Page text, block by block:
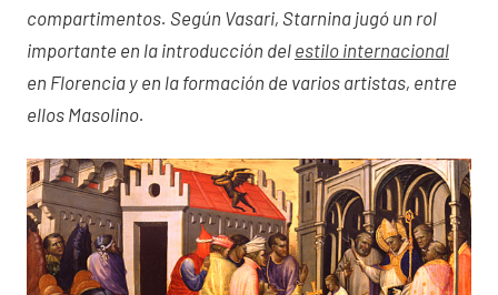
compartimentos. Según Vasari, Starnina jugó un rol
importante en la introducción del estilo internacional
en Florencia y en la formación de varios artistas, entre
ellos Masolino.